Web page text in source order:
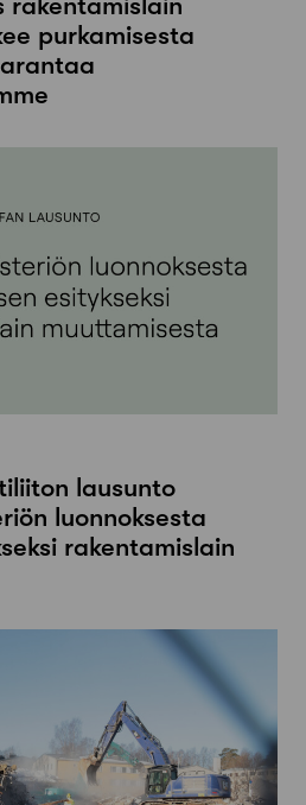
purkamisesta
lausunto
luonnoksesta
rakentamislain